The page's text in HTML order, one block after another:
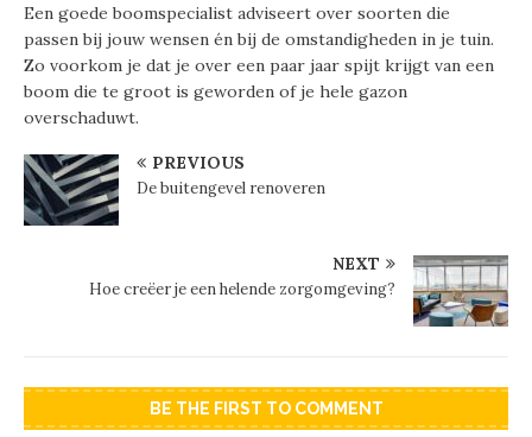
Een goede boomspecialist adviseert over soorten die
passen bij jouw wensen én bij de omstandigheden in je tuin.
Zo voorkom je dat je over een paar jaar spijt krijgt van een
boom die te groot is geworden of je hele gazon
overschaduwt.
PREVIOUS
De buitengevel renoveren
NEXT
Hoe creëer je een helende zorgomgeving?
BE THE FIRST TO COMMENT